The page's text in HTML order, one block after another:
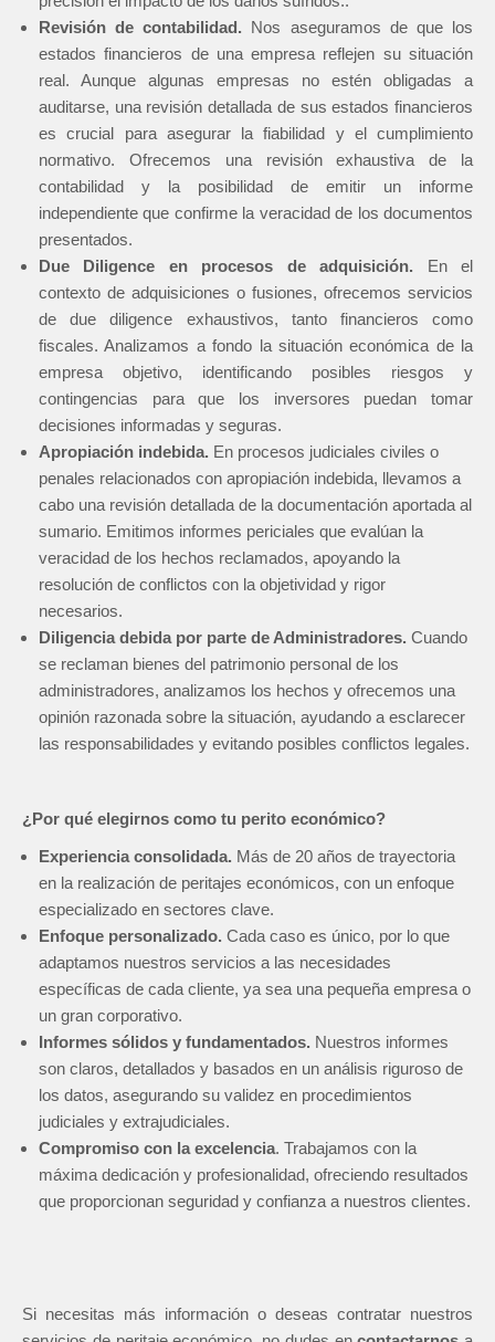
Revisión de contabilidad. Nos aseguramos de que los
estados financieros de una empresa reflejen su situación
real. Aunque algunas empresas no estén obligadas a
auditarse, una revisión detallada de sus estados financieros
es crucial para asegurar la fiabilidad y el cumplimiento
normativo. Ofrecemos una revisión exhaustiva de la
contabilidad y la posibilidad de emitir un informe
independiente que confirme la veracidad de los documentos
presentados.
Due Diligence en procesos de adquisición. En el
contexto de adquisiciones o fusiones, ofrecemos servicios
de due diligence exhaustivos, tanto financieros como
fiscales. Analizamos a fondo la situación económica de la
empresa objetivo, identificando posibles riesgos y
contingencias para que los inversores puedan tomar
decisiones informadas y seguras.
Apropiación indebida. En procesos judiciales civiles o
penales relacionados con apropiación indebida, llevamos a
cabo una revisión detallada de la documentación aportada al
sumario. Emitimos informes periciales que evalúan la
veracidad de los hechos reclamados, apoyando la
resolución de conflictos con la objetividad y rigor
necesarios.
Diligencia debida por parte de Administradores. Cuando
se reclaman bienes del patrimonio personal de los
administradores, analizamos los hechos y ofrecemos una
opinión razonada sobre la situación, ayudando a esclarecer
las responsabilidades y evitando posibles conflictos legales.
¿Por qué elegirnos como tu perito económico?
Experiencia consolidada. Más de 20 años de trayectoria
en la realización de peritajes económicos, con un enfoque
especializado en sectores clave.
Enfoque personalizado. Cada caso es único, por lo que
adaptamos nuestros servicios a las necesidades
específicas de cada cliente, ya sea una pequeña empresa o
un gran corporativo.
Informes sólidos y fundamentados. Nuestros informes
son claros, detallados y basados en un análisis riguroso de
los datos, asegurando su validez en procedimientos
judiciales y extrajudiciales.
Compromiso con la excelencia. Trabajamos con la
máxima dedicación y profesionalidad, ofreciendo resultados
que proporcionan seguridad y confianza a nuestros clientes.
Si necesitas más información o deseas contratar nuestros